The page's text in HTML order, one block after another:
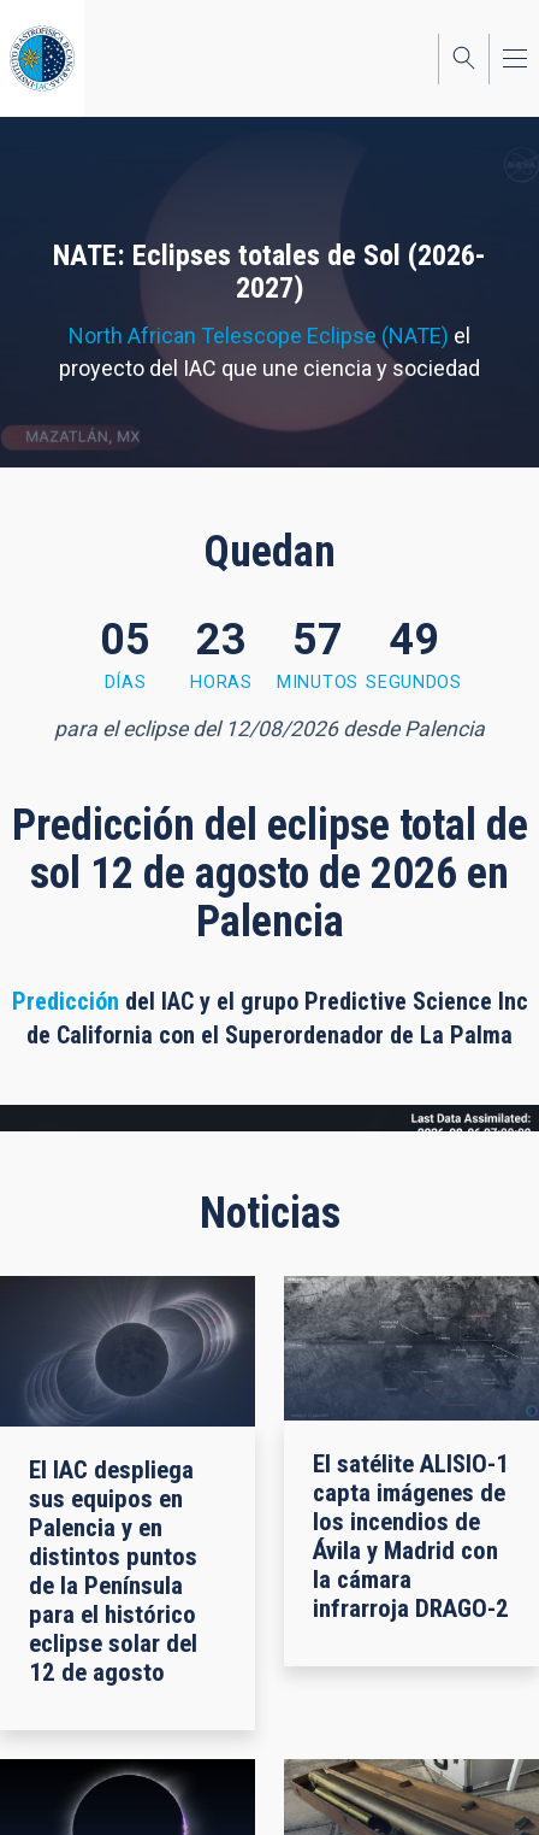
al
contenido
principal
NATE: Eclipses totales de Sol (2026-
2027)
North African Telescope Eclipse (NATE) el
proyecto del IAC que une ciencia y sociedad
Quedan
48 seconds
05
DÍAS
23
HORAS
57
MINUTOS
48
SEGUNDOS
para el eclipse del 12/08/2026 desde Palencia
Predicción del eclipse total de
sol 12 de agosto de 2026 en
Palencia
Predicción del IAC y el grupo Predictive Science Inc
de California con el Superordenador de La Palma
Noticias
El IAC despliega
sus equipos en
Palencia y en
distintos puntos
de la Península
para el histórico
eclipse solar del
12 de agosto
El satélite ALISIO-1
capta imágenes de
los incendios de
Ávila y Madrid con
la cámara
infrarroja DRAGO-2